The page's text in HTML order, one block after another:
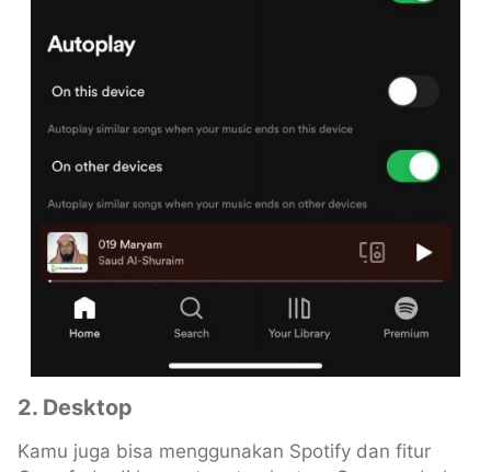
2. Desktop
Kamu juga bisa menggunakan Spotify dan fitur